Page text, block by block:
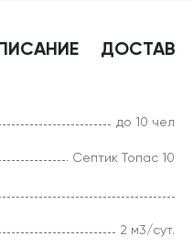
до 10 чел
Септик Топас 10
2 м3/сут.